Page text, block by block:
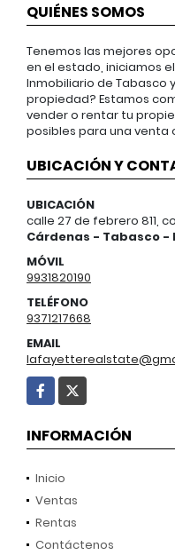
QUIÉNES SOMOS
Tenemos las mejores
en el estado, iniciamos
Inmobiliario de Tabasco
propiedad? Estamos
vender o rentar tu
posibles para una venta
UBICACIÓN Y
UBICACIÓN
calle 27 de febrero 811,
Cárdenas - Tabasco -
MÓVIL
9931820190
TELÉFONO
9371217668
EMAIL
Facebook
X
INFORMACIÓN
Inicio
Ventas
Rentas
Contáctenos